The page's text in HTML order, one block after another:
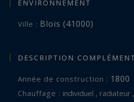
ENVIRONNEMENT
Ville : Blois (41000)
DESCRIPTION
Année de construction : 1800
Chauffage : individuel , radiateur